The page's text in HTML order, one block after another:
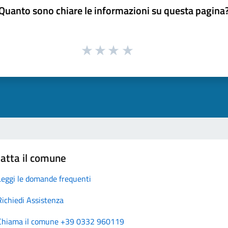
sono chiare le informazioni su questa
il comune
le domande frequenti
Assistenza
il comune +39 0332 960119